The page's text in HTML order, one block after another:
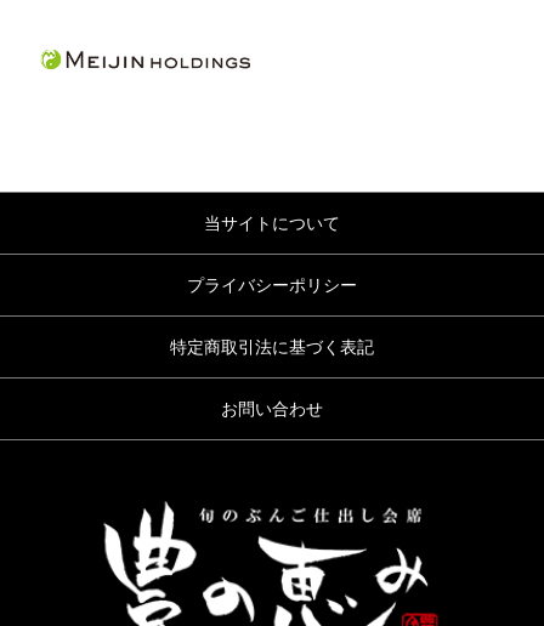
当サイトについて
プライバシーポリシー
特定商取引法に基づく表記
お問い合わせ